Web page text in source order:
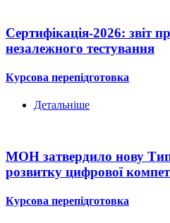
Сертифікація-2026: звіт
незалежного тестування
Курсова перепідготовка
Детальніше
МОН затвердило нову
розвитку цифрової
Курсова перепідготовка